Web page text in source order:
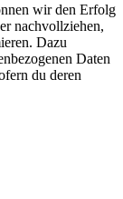
wir den Erfolg
nachvollziehen,
Dazu
Daten
du deren